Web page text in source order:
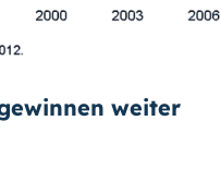
weiter